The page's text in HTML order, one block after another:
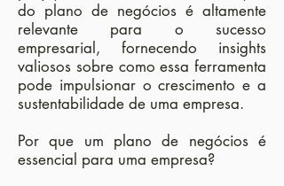
do plano de negócios é altamente
relevante para o sucesso
empresarial, fornecendo insights
valiosos sobre como essa ferramenta
pode impulsionar o crescimento e a
sustentabilidade de uma empresa.
Por que um plano de negócios é
essencial para uma empresa?